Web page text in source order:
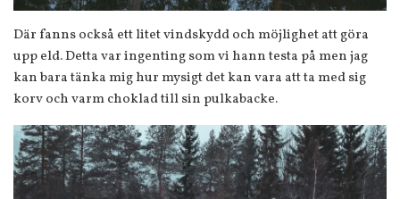
Där fanns också ett litet vindskydd och möjlighet att göra
upp eld. Detta var ingenting som vi hann testa på men jag
kan bara tänka mig hur mysigt det kan vara att ta med sig
korv och varm choklad till sin pulkabacke.